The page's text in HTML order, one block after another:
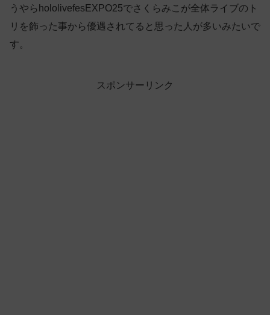
うやらhololivefesEXPO25でさくらみこが全体ライブのト
リを飾った事から優遇されてると思った人が多いみたいで
す。
スポンサーリンク